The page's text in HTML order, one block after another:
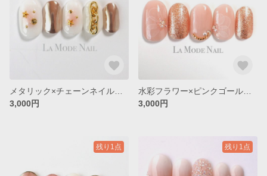
3,000円
3,000円
残り1点 残り1点